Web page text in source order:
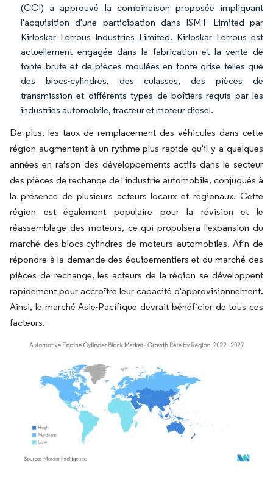
(CCI) a approuvé la combinaison proposée impliquant
l'acquisition d'une participation dans ISMT Limited par
Kirloskar Ferrous Industries Limited. Kirloskar Ferrous est
actuellement engagée dans la fabrication et la vente de
fonte brute et de pièces moulées en fonte grise telles que
des blocs-cylindres, des culasses, des pièces de
transmission et différents types de boîtiers requis par les
industries automobile, tracteur et moteur diesel.
De plus, les taux de remplacement des véhicules dans cette
région augmentent à un rythme plus rapide qu'il y a quelques
années en raison des développements actifs dans le secteur
des pièces de rechange de l'industrie automobile, conjugués à
la présence de plusieurs acteurs locaux et régionaux. Cette
région est également populaire pour la révision et le
réassemblage des moteurs, ce qui propulsera l'expansion du
marché des blocs-cylindres de moteurs automobiles. Afin de
répondre à la demande des équipementiers et du marché des
pièces de rechange, les acteurs de la région se développent
rapidement pour accroître leur capacité d'approvisionnement.
Ainsi, le marché Asie-Pacifique devrait bénéficier de tous ces
facteurs.